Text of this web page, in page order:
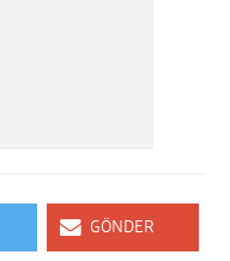
GÖNDER